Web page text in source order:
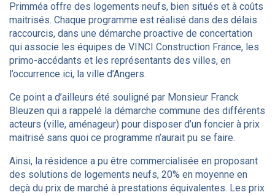
Primméa offre des logements neufs, bien situés et à coûts
maitrisés. Chaque programme est réalisé dans des délais
raccourcis, dans une démarche proactive de concertation
qui associe les équipes de VINCI Construction France, les
primo-accédants et les représentants des villes, en
l’occurrence ici, la ville d’Angers.
Ce point a d’ailleurs été souligné par Monsieur Franck
Bleuzen qui a rappelé la démarche commune des différents
acteurs (ville, aménageur) pour disposer d’un foncier à prix
maitrisé sans quoi ce programme n’aurait pu se faire.
Ainsi, la résidence a pu être commercialisée en proposant
des solutions de logements neufs, 20% en moyenne en
deçà du prix de marché à prestations équivalentes. Les prix